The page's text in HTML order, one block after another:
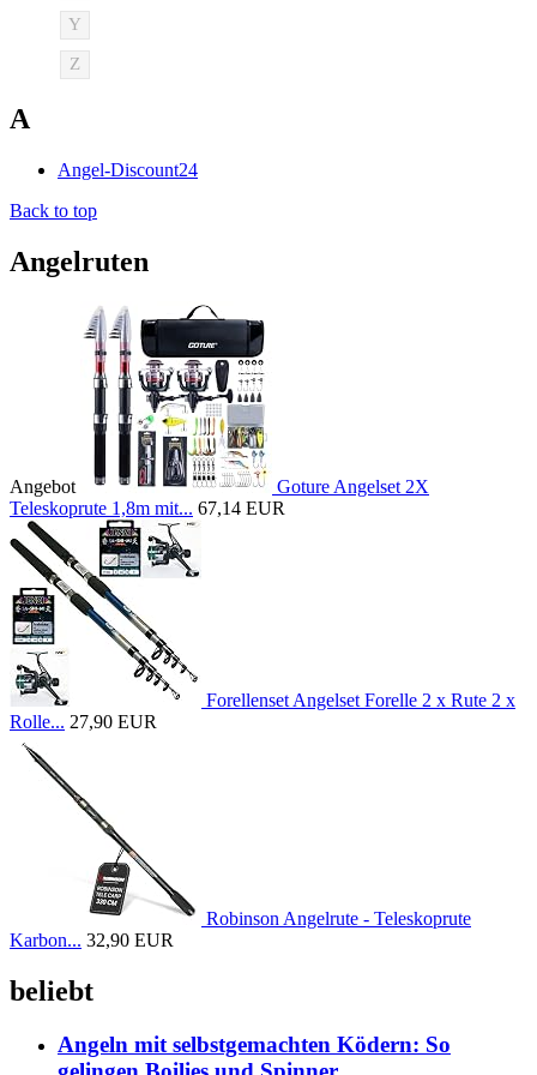
Y
Z
A
Angel-Discount24
Back to top
Angelruten
Angebot
Goture Angelset 2X
Teleskoprute 1,8m mit... 67,14 EUR
Forellenset Angelset Forelle 2 x Rute 2 x
Rolle... 27,90 EUR
Robinson Angelrute - Teleskoprute
Karbon... 32,90 EUR
beliebt
Angeln mit selbstgemachten Ködern: So